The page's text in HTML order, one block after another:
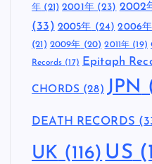
年 (21) 2001年(23) 2002
(33) 2005年 (24) 2006年
(21) 2009年 (20) 2011年 (19)
Records (17) Epitaph
CHORDS (28) JPN
DEATH RECORDS
UK (116) US